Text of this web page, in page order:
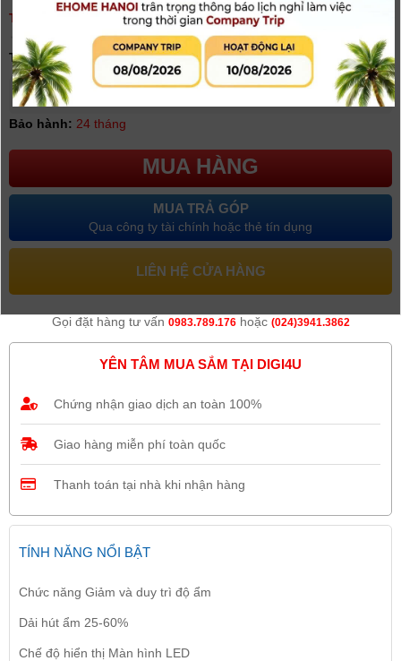
TỦ CHỐNG ẨM ANDBON DS-105S | CHÍNH HÃNG
(0người đánh giá)
Tình trạng:
Có hàng
Giá khuyến mại: 4.500.000đ
Bảo hành: 24 tháng
MUA HÀNG
MUA TRẢ GÓP
Qua công ty tài chính hoặc thẻ tín dụng
LIÊN HỆ CỬA HÀNG
Gọi đặt hàng tư vấn 0983.789.176hoặc (024)3941.3862
YÊN TÂM MUA SẮM TẠI DIGI4U
Chứng nhận giao dịch an toàn 100%
Giao hàng miễn phí toàn quốc
Thanh toán tại nhà khi nhận hàng
TÍNH NĂNG NỔI BẬT
Chức năng Giảm và duy trì độ ẩm
Dải hút ẩm 25-60%
Chế độ hiển thị Màn hình LED